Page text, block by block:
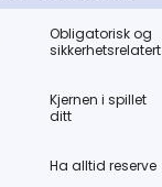
Obligatorisk og
sikkerhetsrelatert
Kjernen i spillet
ditt
Ha alltid reserve